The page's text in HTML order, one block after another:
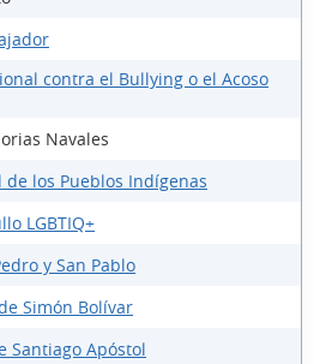
contra el Bullying o el Acoso
Navales
de los Pueblos Indígenas
LGBTIQ+
y San Pablo
Simón Bolívar
Santiago Apóstol